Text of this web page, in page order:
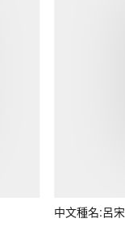
中文種名:呂